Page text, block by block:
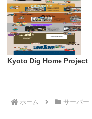
Kyoto Dig Home Project
ホーム サーバー